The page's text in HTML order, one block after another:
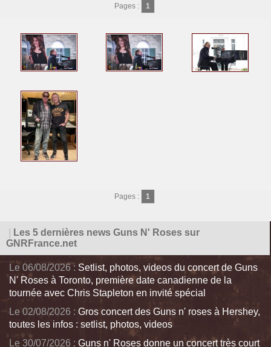
Pages : 1
Pages : 1
Les 5 dernières news Guns N' Roses sur
GNRFrance.net
Le 06/08/2026 : Setlist, photos, videos du concert de Guns
N' Roses à Toronto, première date canadienne de la
tournée avec Chris Stapleton en invité spécial
Le 02/08/2026 : Gros concert des Guns n' roses à Hershey,
toutes les infos : setlist, photos, videos
Le 30/07/2026 : Guns n' Roses donne un concert très court